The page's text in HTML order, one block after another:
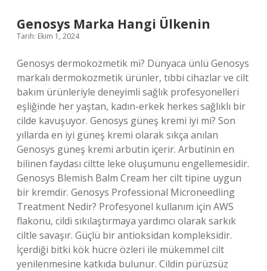
Genosys Marka Hangi Ülkenin
Tarih: Ekim 1, 2024
Genosys dermokozmetik mi? Dünyaca ünlü Genosys
markalı dermokozmetik ürünler, tıbbi cihazlar ve cilt
bakım ürünleriyle deneyimli sağlık profesyonelleri
eşliğinde her yaştan, kadın-erkek herkes sağlıklı bir
cilde kavuşuyor. Genosys güneş kremi iyi mi? Son
yıllarda en iyi güneş kremi olarak sıkça anılan
Genosys güneş kremi arbutin içerir. Arbutinin en
bilinen faydası ciltte leke oluşumunu engellemesidir.
Genosys Blemish Balm Cream her cilt tipine uygun
bir kremdir. Genosys Professional Microneedling
Treatment Nedir? Profesyonel kullanım için AWS
flakonu, cildi sıkılaştırmaya yardımcı olarak sarkık
ciltle savaşır. Güçlü bir antioksidan kompleksidir.
İçerdiği bitki kök hücre özleri ile mükemmel cilt
yenilenmesine katkıda bulunur. Cildin pürüzsüz